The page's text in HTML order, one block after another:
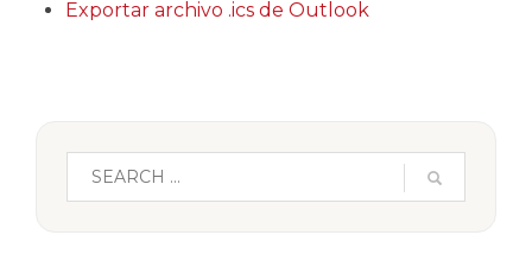
Exportar archivo .ics de Outlook